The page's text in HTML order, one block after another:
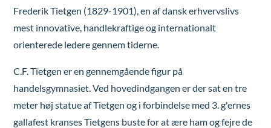
Frederik Tietgen (1829-1901), en af dansk erhvervslivs
mest innovative, handlekraftige og internationalt
orienterede ledere gennem tiderne.
C.F. Tietgen er en gennemgående figur på
handelsgymnasiet. Ved hovedindgangen er der sat en tre
meter høj statue af Tietgen og i forbindelse med 3. g'ernes
gallafest kranses Tietgens buste for at ære ham og fejre de